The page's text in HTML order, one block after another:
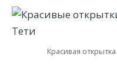
Красивая